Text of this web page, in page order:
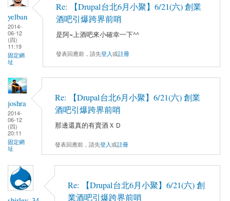
yelban
2014-
06-12
(四)
11:19
固定網
址
Re: 【Drupal台北6月小聚】6/21(六) 創業
酒吧引爆跨界前哨
是阿~上酒吧來小確幸一下^^
發表回應前，請先登入或註冊
joshra
2014-
06-12
(四)
20:11
固定網
址
Re: 【Drupal台北6月小聚】6/21(六) 創業
酒吧引爆跨界前哨
那邊還真的有賣酒ＸＤ
發表回應前，請先登入或註冊
Re: 【Drupal台北6月小聚】6/21(六) 創
業酒吧引爆跨界前哨